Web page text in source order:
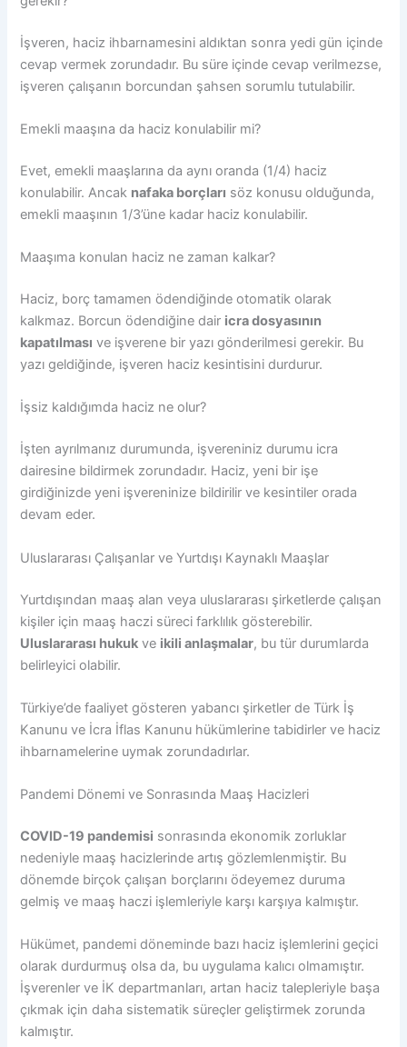
İşveren, haciz ihbarnamesini aldıktan sonra yedi gün içinde
cevap vermek zorundadır. Bu süre içinde cevap verilmezse,
işveren çalışanın borcundan şahsen sorumlu tutulabilir.
Emekli maaşına da haciz konulabilir mi?
Evet, emekli maaşlarına da aynı oranda (1/4) haciz
konulabilir. Ancak nafaka borçları söz konusu olduğunda,
emekli maaşının 1/3’üne kadar haciz konulabilir.
Maaşıma konulan haciz ne zaman kalkar?
Haciz, borç tamamen ödendiğinde otomatik olarak
kalkmaz. Borcun ödendiğine dair icra dosyasının
kapatılması ve işverene bir yazı gönderilmesi gerekir. Bu
yazı geldiğinde, işveren haciz kesintisini durdurur.
İşsiz kaldığımda haciz ne olur?
İşten ayrılmanız durumunda, işvereniniz durumu icra
dairesine bildirmek zorundadır. Haciz, yeni bir işe
girdiğinizde yeni işvereninize bildirilir ve kesintiler orada
devam eder.
Uluslararası Çalışanlar ve Yurtdışı Kaynaklı Maaşlar
Yurtdışından maaş alan veya uluslararası şirketlerde çalışan
kişiler için maaş haczi süreci farklılık gösterebilir.
Uluslararası hukuk ve ikili anlaşmalar, bu tür durumlarda
belirleyici olabilir.
Türkiye’de faaliyet gösteren yabancı şirketler de Türk İş
Kanunu ve İcra İflas Kanunu hükümlerine tabidirler ve haciz
ihbarnamelerine uymak zorundadırlar.
Pandemi Dönemi ve Sonrasında Maaş Hacizleri
COVID-19 pandemisi sonrasında ekonomik zorluklar
nedeniyle maaş hacizlerinde artış gözlemlenmiştir. Bu
dönemde birçok çalışan borçlarını ödeyemez duruma
gelmiş ve maaş haczi işlemleriyle karşı karşıya kalmıştır.
Hükümet, pandemi döneminde bazı haciz işlemlerini geçici
olarak durdurmuş olsa da, bu uygulama kalıcı olmamıştır.
İşverenler ve İK departmanları, artan haciz talepleriyle başa
çıkmak için daha sistematik süreçler geliştirmek zorunda
kalmıştır.